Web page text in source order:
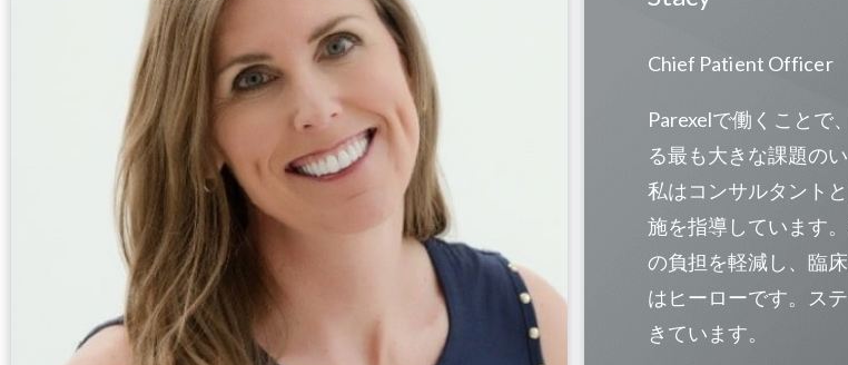
Chief Patient Officer
Parexelで働くことで
る最も大きな課題の
私はコンサルタント
施を指導しています
の負担を軽減し、臨
はヒーローです。ス
きています。